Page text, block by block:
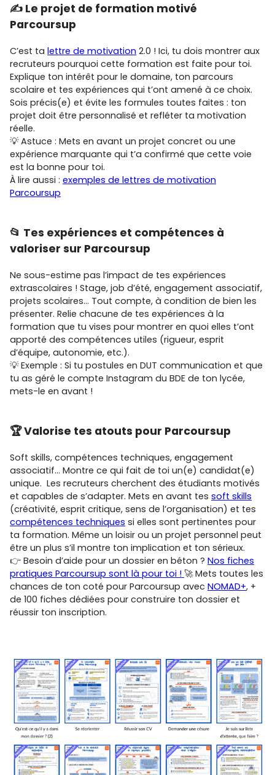
✍️ Le projet de formation motivé
Parcoursup
C’est ta lettre de motivation 2.0 ! Ici, tu dois montrer aux
recruteurs pourquoi cette formation est faite pour toi.
Explique ton intérêt pour le domaine, ton parcours
scolaire et tes expériences qui t’ont amené à ce choix.
Sois précis(e) et évite les formules toutes faites : ton
projet doit être personnalisé et refléter ta motivation
réelle.
💡 Astuce : Mets en avant un projet concret ou une
expérience marquante qui t’a confirmé que cette voie
est la bonne pour toi.
À lire aussi : exemples de lettres de motivation
Parcoursup
📂 Tes expériences et compétences à
valoriser sur Parcoursup
Ne sous-estime pas l’impact de tes expériences
extrascolaires ! Stage, job d’été, engagement associatif,
projets scolaires… Tout compte, à condition de bien les
présenter. Relie chacune de tes expériences à la
formation que tu vises pour montrer en quoi elles t’ont
apporté des compétences utiles (rigueur, esprit
d’équipe, autonomie, etc.).
💡 Exemple : Si tu postules en DUT communication et que
tu as géré le compte Instagram du BDE de ton lycée,
mets-le en avant !
🏆 Valorise tes atouts pour Parcoursup
Soft skills, compétences techniques, engagement
associatif… Montre ce qui fait de toi un(e) candidat(e)
unique. Les recruteurs cherchent des étudiants motivés
et capables de s’adapter. Mets en avant tes soft skills
(créativité, esprit critique, sens de l’organisation) et tes
compétences techniques si elles sont pertinentes pour
ta formation. Même un loisir ou un projet personnel peut
être un plus s’il montre ton implication et ton sérieux.
👉 Besoin d’aide pour un dossier en béton ? Nos fiches
pratiques Parcoursup sont là pour toi ! 🚀 Mets toutes les
chances de ton coté pour Parcoursup avec NOMAD+, +
de 100 fiches dédiées pour construire ton dossier et
réussir ton inscription.